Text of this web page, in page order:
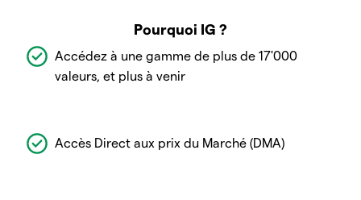
Pourquoi IG ?
Accédez à une gamme de plus de 17'000
valeurs, et plus à venir
Accès Direct aux prix du Marché (DMA)